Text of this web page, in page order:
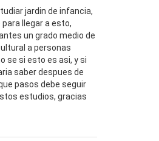
jardin de infancia,
llegar a esto,
un grado medio de
a personas
se si esto es asi, y si
saber despues de
pasos debe seguir
estudios, gracias